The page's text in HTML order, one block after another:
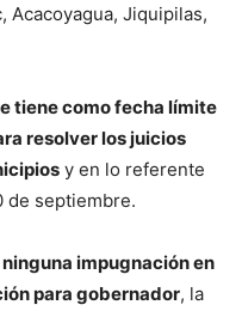
Acacoyagua, Jiquipilas,
tiene como fecha límite
resolver los juicios
y en lo referente
de septiembre.
impugnación en
para gobernador, la